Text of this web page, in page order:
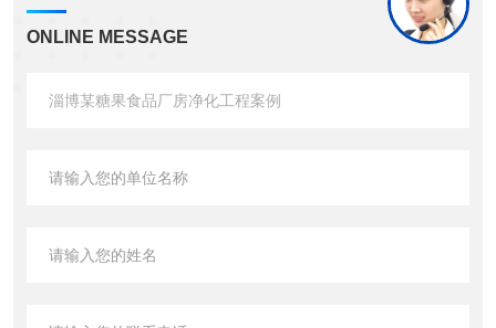
ONLINE MESSAGE